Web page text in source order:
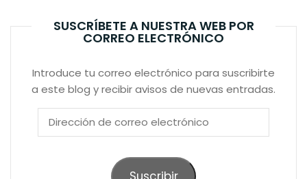
SUSCRÍBETE A NUESTRA WEB POR
CORREO ELECTRÓNICO
Introduce tu correo electrónico para suscribirte
a este blog y recibir avisos de nuevas entradas.
Dirección